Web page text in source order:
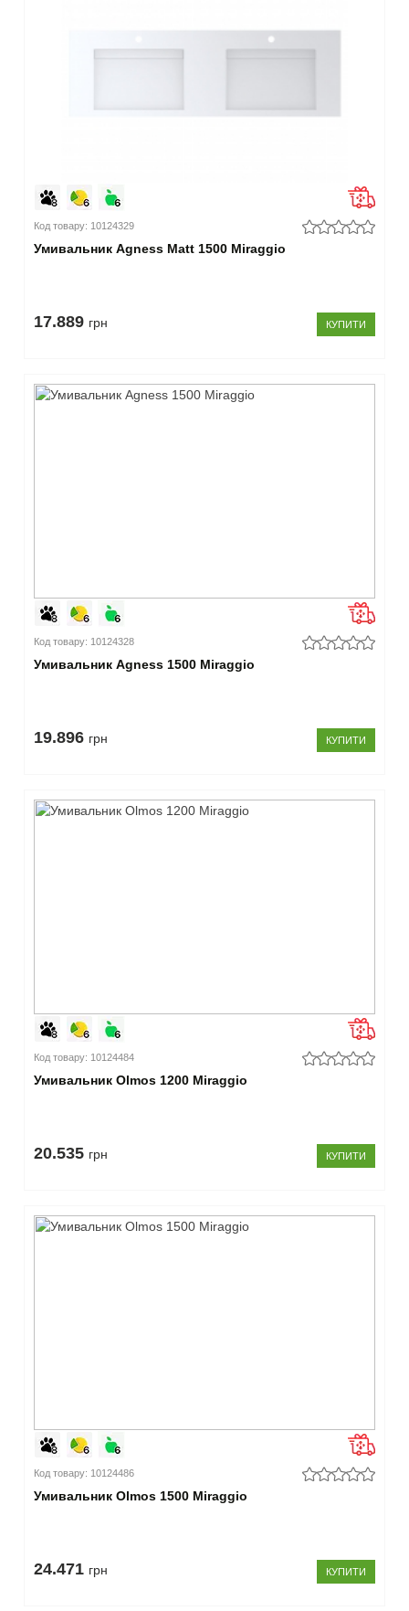
Код товару: 10124329
Умивальник Agness Matt 1500 Miraggio
17.889 грн КУПИТИ
Код товару: 10124328
Умивальник Agness 1500 Miraggio
19.896 грн КУПИТИ
Код товару: 10124484
Умивальник Olmos 1200 Miraggio
20.535 грн КУПИТИ
Код товару: 10124486
Умивальник Olmos 1500 Miraggio
24.471 грн КУПИТИ